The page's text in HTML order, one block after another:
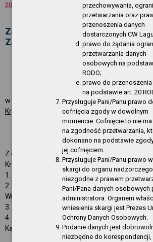
2012
Zarządzenie Nr 4 w sprawie:
Zakładowego Zespołu Reagowania
Z A R Z Ą D Z E N I E Nr 4 /
Dyrektora Centrum Wodnego
z dnia 20.01.2012 r.
w sprawie :
powołania Zakładowego Zespołu
Kryzysowego
§ 1.
Z dniem 20.01.2012 r. powołuję Zakładowy
Kryzysowego, w skład którego wchodzą:
1. Dyrektor Centrum Wodnego Laguna - Juliusz
2. Główny Specjalista ds. BHP, PPOŻ i Ochrony
Wilczek
3. Kierownik Wydziału ds. technicznych –
4. Kierownik Wydziału ds. administracyjnych i
Katarzyna Nowak
przechowywania,
przetwarzania oraz
przenoszenia danych
dostarczonych CW
prawo do żądania
przetwarzania danych
osobowych na
RODO;
prawo do przenoszenia
na podstawie art. 20
Przysługuje Pani/Panu prawo
cofnięcia zgody w dowolnym
momencie. Cofnięcie to nie ma
na zgodność przetwarzania,
dokonano na podstawie
jej cofnięciem.
Przysługuje Pani/Panu prawo
skargi do organu
niezgodne z prawem
Pani/Pana danych osobowych
administratora. Organem
wniesienia skargi jest Prezes
Ochrony Danych Osobowych.
Podanie danych jest
niezbędne do korespondencji,